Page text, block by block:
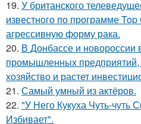
19. У британского
известного по программе
агрессивную форму рака.
20. В Донбассе и новороссии
промышленных предприятий,
хозяйство и растет
21. Самый умный из актёров.
22. "У Него Кукуха Чуть-чуть
Избивает".